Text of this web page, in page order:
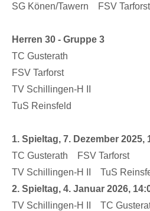
SG Könen/Tawern FSV
Herren 30 - Gruppe 3
TC Gusterath
FSV Tarforst
TV Schillingen-H II
TuS Reinsfeld
1. Spieltag, 7. Dezember
TC Gusterath FSV Tarforst
TV Schillingen-H II TuS
2. Spieltag, 4. Januar 2026,
TV Schillingen-H II TC